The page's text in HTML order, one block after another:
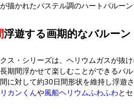
描かれたパステル調のハートバルーン
浮遊する画期的なバルーン
ス・シリーズは、ヘリウムガスが抜
期間浮かせて楽しむことができるバ
に対して約30日間形状を維持し浮遊
カンくんや風船ヘリウムふわふわと